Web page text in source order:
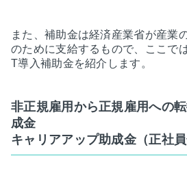
また、補助金は経済産業省が産業
のために支給するもので、ここで
T導入補助金を紹介します。
非正規雇用から正規雇用への
成金
キャリアアップ助成金（正社員